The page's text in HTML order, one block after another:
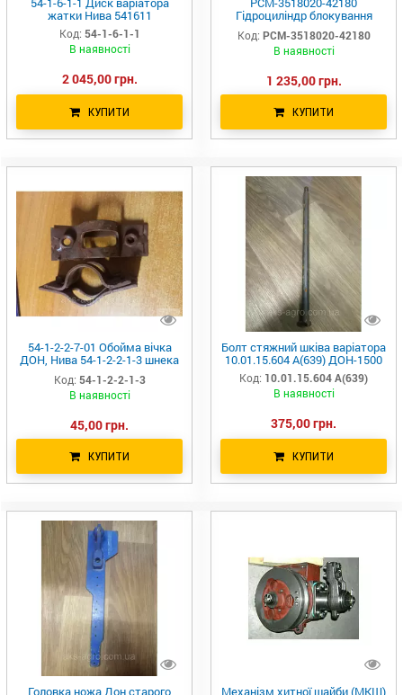
жатки Нива 541611
Код: 54-1-6-1-1
В наявності
2 045,00 грн.
КУПИТИ
Гідроциліндр блокування
діапазонів механізму
перемикання передач
ДОН-1500А/Б 3518020-42180
Код: РСМ-3518020-42180
В наявності
1 235,00 грн.
КУПИТИ
54-1-2-2-7-01 Обойма вічка
ДОН, Нива 54-1-2-2-1-3 шнека
жниварки (глазкотримач)
5412213
Код: 54-1-2-2-1-3
В наявності
45,00 грн.
КУПИТИ
Болт стяжний шківа варіатора
10.01.15.604 А(639) ДОН-1500
Код: 10.01.15.604 А(639)
В наявності
375,00 грн.
КУПИТИ
Головка ножа Дон старого Механізм хитної шайби (МКШ)